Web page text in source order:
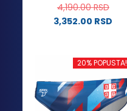
4,190.00RSD
3,352.00 RSD
ima
varijanti.
Opcije
20% POPUSTA!